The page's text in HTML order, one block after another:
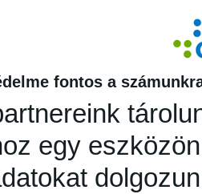
fontos a
egy